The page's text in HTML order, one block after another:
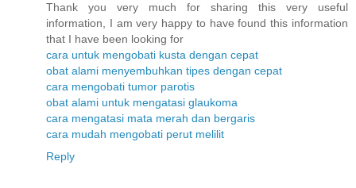
Thank you very much for sharing this very useful
information, I am very happy to have found this information
that I have been looking for
cara untuk mengobati kusta dengan cepat
obat alami menyembuhkan tipes dengan cepat
cara mengobati tumor parotis
obat alami untuk mengatasi glaukoma
cara mengatasi mata merah dan bergaris
cara mudah mengobati perut melilit
Reply